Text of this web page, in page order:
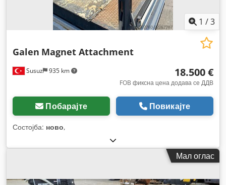
1 /3
Susuz 935 km
Galen Magnet Attachment
18.500 €
FOB фиксна цена додава се ДДВ
Побарајте Повикајте
Состојба: ново,
Мал оглас